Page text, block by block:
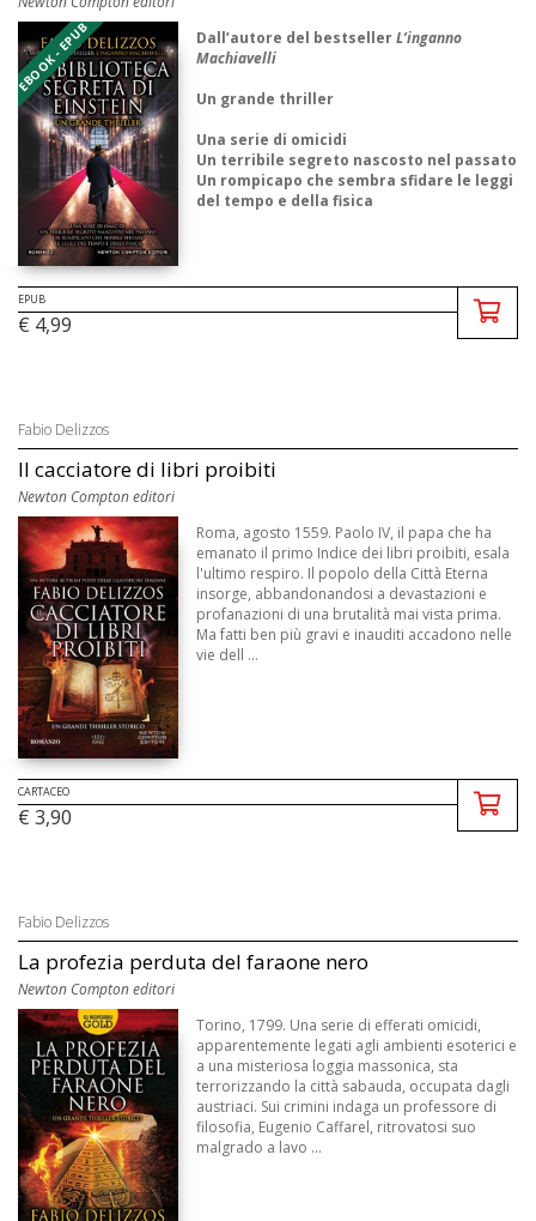
EBOOK - EPUB Dall’autore del bestsellerL’inganno
Machiavelli
Un grande thriller
Una serie di omicidi
Un terribile segreto nascosto nel passato
Un rompicapo che sembra sfidare le leggi
del tempo e della fisica
per tenere una serie ...
EPUB
€ 4,99
Fabio Delizzos
Il cacciatore di libri proibiti
Newton Compton editori
Roma, agosto 1559. Paolo IV, il papa che ha
emanato il primo Indice dei libri proibiti, esala
l'ultimo respiro. Il popolo della Città Eterna
insorge, abbandonandosi a devastazioni e
profanazioni di una brutalità mai vista prima.
Ma fatti ben più gravi e inauditi accadono nelle
vie dell ...
CARTACEO
€ 3,90
Fabio Delizzos
La profezia perduta del faraone nero
Newton Compton editori
Torino, 1799. Una serie di efferati omicidi,
apparentemente legati agli ambienti esoterici e
a una misteriosa loggia massonica, sta
terrorizzando la città sabauda, occupata dagli
austriaci. Sui crimini indaga un professore di
filosofia, Eugenio Caffarel, ritrovatosi suo
malgrado a lavo ...